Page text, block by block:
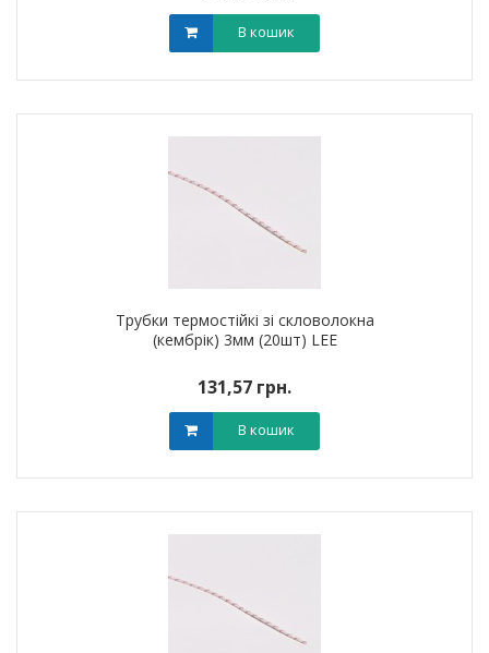
В кошик
Трубки термостійкі зі скловолокна
(кембрік) 3мм (20шт) LEE
131,57 грн.
В кошик